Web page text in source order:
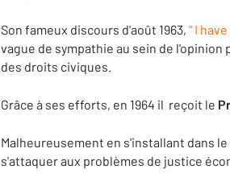
Son fameux discours d'août 1963, " I
vague de sympathie au sein de
des droits civiques.
Grâce à ses efforts, en 1964 il reçoit le
Malheureusement en s'installant dans
s'attaquer aux problèmes de justice